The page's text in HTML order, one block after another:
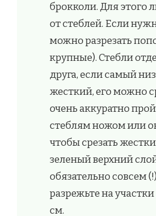
брокколи. Для этого
от стеблей. Если
можно разрезать
крупные). Стебли
друга, если самый
жесткий, его можно
очень аккуратно
стеблям ножом или
чтобы срезать
зеленый верхний
обязательно совсем
разрежьте на
см.